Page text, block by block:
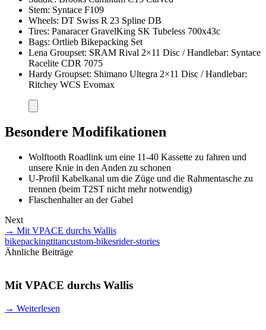
Stem: Syntace F109
Wheels: DT Swiss R 23 Spline DB
Tires: Panaracer GravelKing SK Tubeless 700x43c
Bags: Ortlieb Bikepacking Set
Lena Groupset: SRAM Rival 2×11 Disc / Handlebar: Syntace
Racelite CDR 7075
Hardy Groupset: Shimano Ultegra 2×11 Disc / Handlebar:
Ritchey WCS Evomax
Besondere Modifikationen
Wolftooth Roadlink um eine 11-40 Kassette zu fahren und
unsere Knie in den Anden zu schonen
U-Profil Kabelkanal um die Züge und die Rahmentasche zu
trennen (beim T2ST nicht mehr notwendig)
Flaschenhalter an der Gabel
Next
→ Mit VPACE durchs Wallis
bikepackingtitancustom-bikesrider-stories
Ähnliche Beiträge
Mit VPACE durchs Wallis
→ Weiterlesen